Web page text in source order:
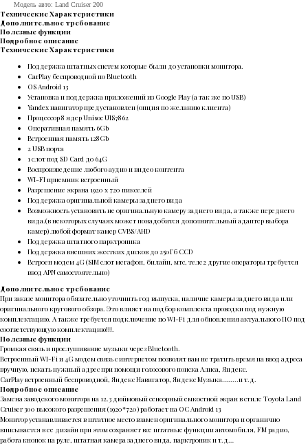
Модель авто: Land Cruiser 200
Технические Характеристики
Дополнительное требование
Полезные функции
Подробное описание
Технические Характеристики
Поддержка штатных систем которые были до установки монитора.
CarPlay беспроводной по Bluetooth
OS Android 13
Установка и поддержка приложений из Google Play (а так же по USB)
Yandex навигатор предустановлен (опция по желанию клиента)
Процессор 8 ядер Unisoc UIS7862
Оперативная память 6Gb
Встроенная память 128Gb
2 USB порта
1 слот под SD Card до 64G
Воспроизведение любого аудио и видео контента
WI-FI приемник встроенный
Разрешение экрана 1920 х 720 пикселей
Поддержка оригинальной камеры заднего вида
Возможность установить не оригинальную камеру заднего вида, а также переднего
вида.(в некоторых случаях может понадобится дополнительный адаптер выбора
камер) любой формат камер CVBS/AHD
Поддержка штатного парктроника
Поддержка внешних жестких дисков до 250Гб ССD
Встроен модем 4G (SIM слот мегафон, билайн, мтс, теле2 другие операторы требуется
ввод APN самостоятельно)
Дополнительное требование
При заказе монитора обязательно уточнить год выпуска, наличие камеры заднего вида или
оригинального кругового обзора. Это влияет на подбор комплекта проводки под нужную
комплектацию. А также требуется подключение по WI-Fi для обновления актуального ПО под
соответствующую комплектацию!!!.
Полезные функции
Громкая связь и прослушивание музыки через Bluetooth.
Встроенный WI-Fi и 4G модем связь с интернетом позволят вам не тратить время на ввод адреса
вручную, искать нужный адрес при помощи голосового поиска Алиса, Яндекс.
CarPlay встроенный беспроводной, Яндекс Навигатор, Яндекс Музыка........и т.д.
Подробное описание
Замена заводского монитора на 12.3 дюймовый сенсорный емкостной экран в стиле Toyota Land
Cruiser 300 высокого разрешения (1920*720) работает на ОС Android 13
Монитор устанавливается в штатное место взамен оригинального монитора и органично
вписывается в ее дизайн при этом сохраняет все штатные функции автомобиля, FM радио,
работа кнопок на руле, штатная камера заднего вида, парктроник и т.д…